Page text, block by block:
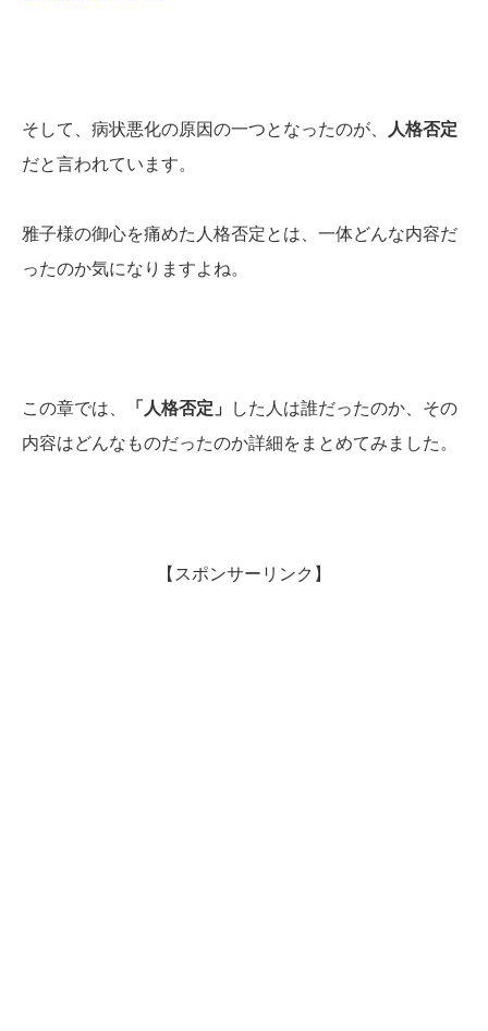
そして、病状悪化の原因の一つとなったのが、
人格否定
だと言われています。
雅子様の御心を痛めた人格否定とは、一体どんな内容だ
ったのか気になりますよね。
この章では、 「人格否定」
した人は誰だったのか、その
内容はどんなものだったのか詳細をまとめてみました。
【スポンサーリンク】